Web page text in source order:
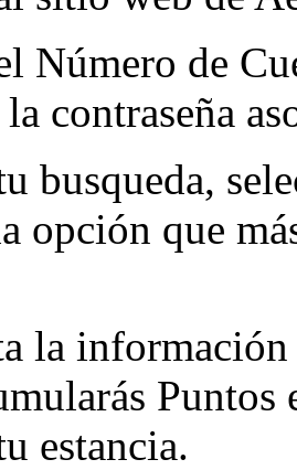
Número de
contraseña
busqueda,
opción que
la
Puntos
estancia.